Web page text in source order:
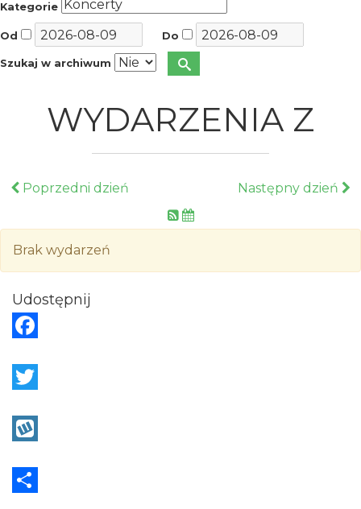
Kategorie
Od Do
Szukaj w archiwum
WYDARZENIA Z
Poprzedni dzień Następny dzień
Brak wydarzeń
Udostępnij
a
e
o
w
ty